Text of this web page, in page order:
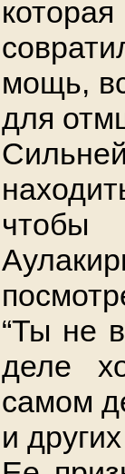
мощь,
для
чтобы
“Ты не
деле
самом
и